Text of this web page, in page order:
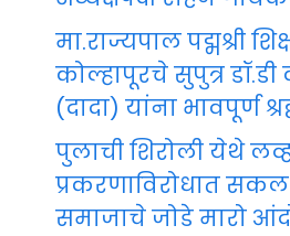
मा.राज्यपाल पद्मश्री
कोल्हापूरचे सुपुत्र डॉ.डी
(दादा) यांना भावपूर्ण
पुलाची शिरोली येथे
प्रकरणाविरोधात सकल
समाजाचे जोडे मारो